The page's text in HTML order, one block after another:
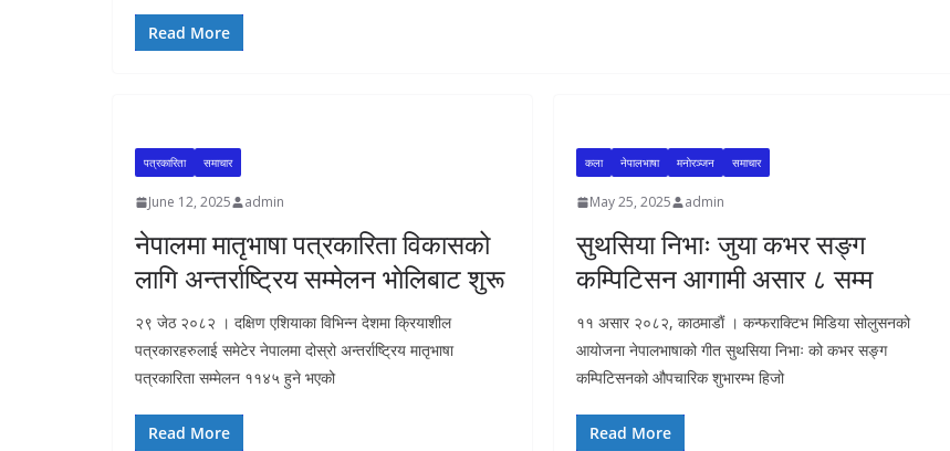
Read More
पत्रकारिता समाचार
June 12, 2025 admin
नेपालमा मातृभाषा पत्रकारिता विकासको
लागि अन्तर्राष्ट्रिय सम्मेलन भाेलिबाट शुरू
२९ जेठ २०८२ । दक्षिण एशियाका विभिन्न देशमा क्रियाशील
पत्रकारहरुलाई समेटेर नेपालमा दोस्रो अन्तर्राष्ट्रिय मातृभाषा
पत्रकारिता सम्मेलन ११४५ हुने भएको
Read More
कला नेपालभाषा मनाेरञ्जन समाचार
May 25, 2025 admin
सुथसिया निभाः जुया कभर सङ्ग
कम्पिटिसन आगामी असार ८ सम्म
११ असार २०८२, काठमाडाैं । कन्फराक्टिभ मिडिया सोलुसनको
आयोजना नेपालभाषाको गीत सुथसिया निभाः को कभर सङ्ग
कम्पिटिसनको औपचारिक शुभारम्भ हिजो
Read More